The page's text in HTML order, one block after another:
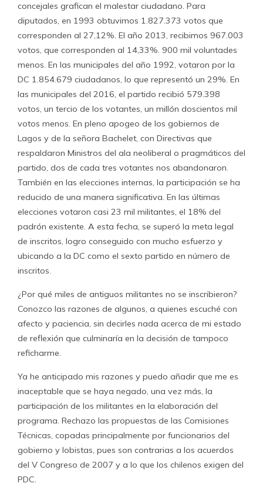
concejales grafican el malestar ciudadano. Para
diputados, en 1993 obtuvimos 1.827.373 votos que
corresponden al 27,12%. El año 2013, recibimos 967.003
votos, que corresponden al 14,33%. 900 mil voluntades
menos. En las municipales del año 1992, votaron por la
DC 1.854.679 ciudadanos, lo que representó un 29%. En
las municipales del 2016, el partido recibió 579.398
votos, un tercio de los votantes, un millón doscientos mil
votos menos. En pleno apogeo de los gobiernos de
Lagos y de la señora Bachelet, con Directivas que
respaldaron Ministros del ala neoliberal o pragmáticos del
partido, dos de cada tres votantes nos abandonaron.
También en las elecciones internas, la participación se ha
reducido de una manera significativa. En las últimas
elecciones votaron casi 23 mil militantes, el 18% del
padrón existente. A esta fecha, se superó la meta legal
de inscritos, logro conseguido con mucho esfuerzo y
ubicando a la DC como el sexto partido en número de
inscritos.
¿Por qué miles de antiguos militantes no se inscribieron?
Conozco las razones de algunos, a quienes escuché con
afecto y paciencia, sin decirles nada acerca de mi estado
de reflexión que culminaría en la decisión de tampoco
reficharme.
Ya he anticipado mis razones y puedo añadir que me es
inaceptable que se haya negado, una vez más, la
participación de los militantes en la elaboración del
programa. Rechazo las propuestas de las Comisiones
Técnicas, copadas principalmente por funcionarios del
gobierno y lobistas, pues son contrarias a los acuerdos
del V Congreso de 2007 y a lo que los chilenos exigen del
PDC.